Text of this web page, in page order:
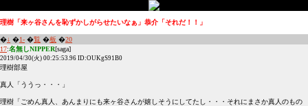
理樹「来ヶ谷さんを恥ずかしがらせたいなぁ」恭介「それだ！！」
�↓ �1- �覧 �板 �20
17:名無しNIPPER[saga]
2019/04/30(火) 00:25:53.96 ID:OUKgS91B0
理樹部屋
真人「ううっ・・・」
理樹「ごめん真人、あんまりにも来ヶ谷さんが嬉しそうにしてたし・・・それにまさか真人のもの